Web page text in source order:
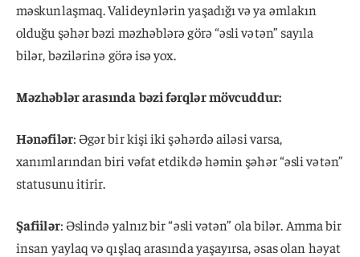
məskunlaşmaq. Valideynlərin yaşadığı və ya əmlakın
olduğu şəhər bəzi məzhəblərə görə “əsli vətən” sayıla
bilər, bəzilərinə görə isə yox.
Məzhəblər arasında bəzi fərqlər mövcuddur:
Hənəfilər: Əgər bir kişi iki şəhərdə ailəsi varsa,
xanımlarından biri vəfat etdikdə həmin şəhər “əsli vətən”
statusunu itirir.
Şafiilər: Əslində yalnız bir “əsli vətən” ola bilər. Amma bir
insan yaylaq və qışlaq arasında yaşayırsa, əsas olan həyat